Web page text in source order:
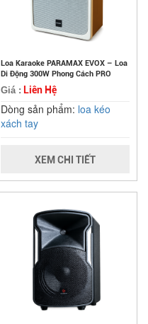
Loa Karaoke PARAMAX EVOX – Loa
Di Động 300W Phong Cách PRO
Giá : Liên Hệ
Dòng sản phẩm: loa kéo
xách tay
XEM CHI TIẾT